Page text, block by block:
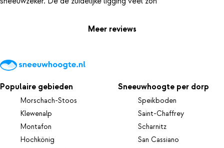
Meer reviews
Populaire gebieden
Morschach-Stoos
Klewenalp
Montafon
Hochkönig
Sneeuwhoogte per dorp
Speikboden
Saint-Chaffrey
Scharnitz
San Cassiano